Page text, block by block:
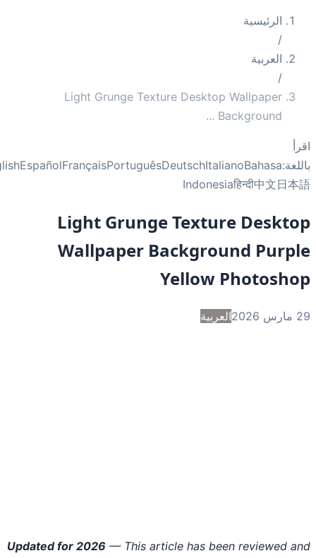
الرئيسية
العربية
Light Grunge Texture Desktop Wallpaper
Background
...
EnglishEspañolFrançaisPortuguêsDeutschItalianoBahasa
Indonesiaहिन्दी中文日
Light Grunge Texture
Wallpaper Background
Yellow
العربية
Updated for 2026 — This article has been reviewed